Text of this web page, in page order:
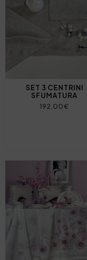
SET 3 CENTRINI
SFUMATURA
192,00€